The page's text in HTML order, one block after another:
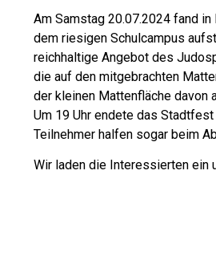
Am Samstag 20.07.2024 fand
dem riesigen Schulcampus
reichhaltige Angebot des
die auf den mitgebrachten
der kleinen Mattenfläche davon
Um 19 Uhr endete das
Teilnehmer halfen sogar beim
Wir laden die Interessierten ein